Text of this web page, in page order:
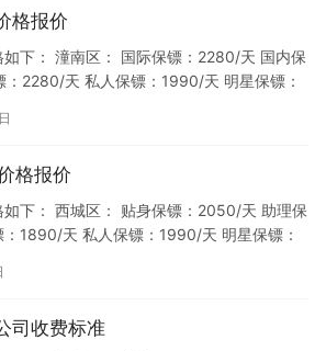
格报价
下： 潼南区： 国际保镖：2280/天 国内保
2280/天 私人保镖：1990/天 明星保镖：
格报价
下： 西城区： 贴身保镖：2050/天 助理保
1890/天 私人保镖：1990/天 明星保镖：
司收费标准